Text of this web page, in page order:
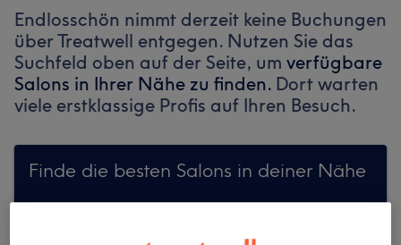
Endlosschön nimmt derzeit keine Buchungen
über Treatwell entgegen. Nutzen Sie das
Suchfeld oben auf der Seite, um verfügbare
Salons in Ihrer Nähe zu finden. Dort warten
viele erstklassige Profis auf Ihren Besuch.
Finde die besten Salons in deiner Nähe